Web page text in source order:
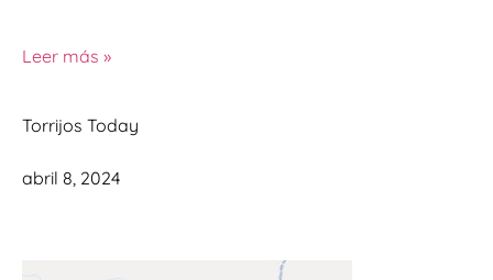
Leer más »
Torrijos Today
abril 8, 2024